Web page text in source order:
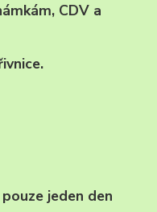
CDV a
jeden den